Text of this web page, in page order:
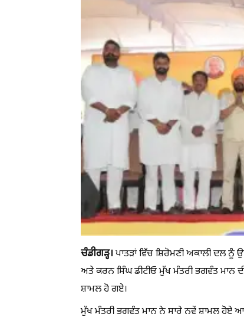
ਚੰਡੀਗੜ੍ਹ। ਪਾਤੜਾਂ ਵਿੱਚ ਸ਼ਿਰੋਮਣੀ ਅਕਾਲੀ ਦਲ
ਅਤੇ ਕਰਨ ਸਿੰਘ ਡੀਟੀਓ ਮੁੱਖ ਮੰਤਰੀ ਭਗਵੰਤ ਮਾਨ
ਸ਼ਾਮਲ ਹੋ ਗਏ।
ਮੁੱਖ ਮੰਤਰੀ ਭਗਵੰਤ ਮਾਨ ਨੇ ਸਾਰੇ ਨਵੇਂ ਸ਼ਾਮਲ ਹੋਏ